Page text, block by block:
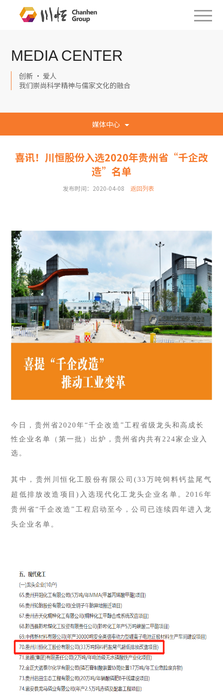
MEDIA CENTER
创新 · 爱人
我们崇尚科学精神与儒家文化的融合
媒体中心
喜讯！川恒股份入选2020年贵州省“千企改
造”名单
发布时间：2020-04-08 返回列表
今日，贵州省2020年“千企改造”工程省级龙头和高成长
性企业名单（第一批）出炉，贵州省内共有224家企业入
选。
其中， 贵州川恒化工股份有限公司(33万吨饲料钙盐尾气
超低排放改造项目) 入选现代化工龙头企业名单。2016年
贵州省“千企改造”工程启动至今，公司已连续四年进入龙
头企业名单。